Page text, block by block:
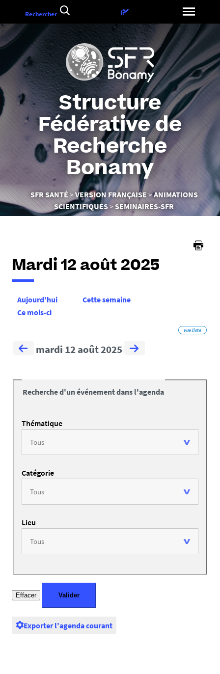
contenu
Structure
Fédérative de
Recherche
Bonamy
Vous
êtes
ici :
SFR SANTÉ VERSION FRANÇAISE
ANIMATIONS
SCIENTIFIQUES
SEMINAIRES-SFR
Rechercher
Choix
la
langue
fr
Mardi 12 août 2025
Aujourd'hui
Cette semaine
Ce mois-ci
vue liste
mardi 12 août 2025
Recherche d'un événement dans l'agenda
Thématique
Catégorie
Lieu
Exporter l'agenda courant